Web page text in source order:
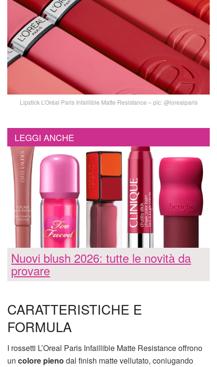
Lipstick L’Oréal Paris Infaillible Matte Resistance – pic: @lorealparis
LEGGI ANCHE
Nuovi blush 2026: tutte le novità da
provare
CARATTERISTICHE E
FORMULA
I rossetti L’Oreal Paris Infaillible Matte Resistance offrono
un colore pieno dal finish matte vellutato, coniugando